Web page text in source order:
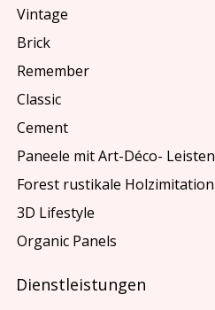
Vintage
Brick
Remember
Classic
Cement
Paneele mit Art-Déco- Leisten
Forest rustikale Holzimitation
3D Lifestyle
Organic Panels
Dienstleistungen